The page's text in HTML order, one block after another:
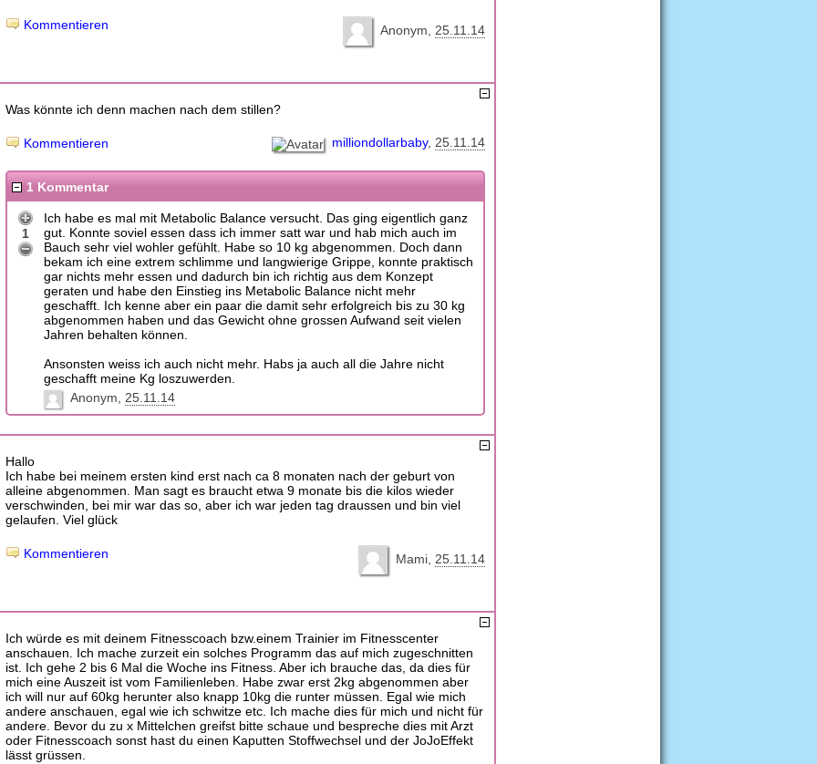
Anonym 25.11.14
Kommentieren
Was könnte ich denn machen nach dem stillen?
milliondollarbaby 25.11.14
Kommentieren
1 Kommentar
1
Ich habe es mal mit Metabolic Balance versucht. Das ging eigentlich ganz
gut. Konnte soviel essen dass ich immer satt war und hab mich auch im
Bauch sehr viel wohler gefühlt. Habe so 10 kg abgenommen. Doch dann
bekam ich eine extrem schlimme und langwierige Grippe, konnte praktisch
gar nichts mehr essen und dadurch bin ich richtig aus dem Konzept
geraten und habe den Einstieg ins Metabolic Balance nicht mehr
geschafft. Ich kenne aber ein paar die damit sehr erfolgreich bis zu 30 kg
abgenommen haben und das Gewicht ohne grossen Aufwand seit vielen
Jahren behalten können.
Ansonsten weiss ich auch nicht mehr. Habs ja auch all die Jahre nicht
geschafft meine Kg loszuwerden.
Anonym 25.11.14
Hallo
Ich habe bei meinem ersten kind erst nach ca 8 monaten nach der geburt von
alleine abgenommen. Man sagt es braucht etwa 9 monate bis die kilos wieder
verschwinden, bei mir war das so, aber ich war jeden tag draussen und bin viel
gelaufen. Viel glück
Mami 25.11.14
Kommentieren
Ich würde es mit deinem Fitnesscoach bzw.einem Trainier im Fitnesscenter
anschauen. Ich mache zurzeit ein solches Programm das auf mich zugeschnitten
ist. Ich gehe 2 bis 6 Mal die Woche ins Fitness. Aber ich brauche das, da dies für
mich eine Auszeit ist vom Familienleben. Habe zwar erst 2kg abgenommen aber
ich will nur auf 60kg herunter also knapp 10kg die runter müssen. Egal wie mich
andere anschauen, egal wie ich schwitze etc. Ich mache dies für mich und nicht für
andere. Bevor du zu x Mittelchen greifst bitte schaue und bespreche dies mit Arzt
oder Fitnesscoach sonst hast du einen Kaputten Stoffwechsel und der JoJoEffekt
lässt grüssen.